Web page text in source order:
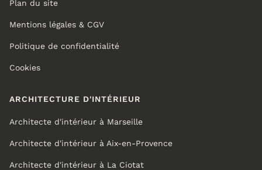
Plan du site
Mentions légales & CGV
Politique de confidentialité
Cookies
ARCHITECTURE D'INTÉRIEUR
Architecte d'intérieur à Marseille
Architecte d'intérieur à Aix-en-Provence
Architecte d'intérieur à La Ciotat